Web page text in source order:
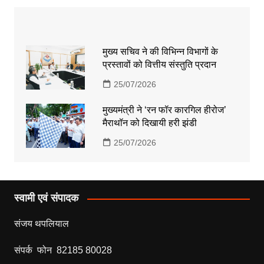
मुख्य सचिव ने की विभिन्न विभागों के
प्रस्तावों को वित्तीय संस्तुति प्रदान
25/07/2026
मुख्यमंत्री ने ‘रन फॉर कारगिल हीरोज’
मैराथॉन को दिखायी हरी झंडी
25/07/2026
स्वामी एवं संपादक
संजय थपलियाल
संपर्क फोन 82185 80028